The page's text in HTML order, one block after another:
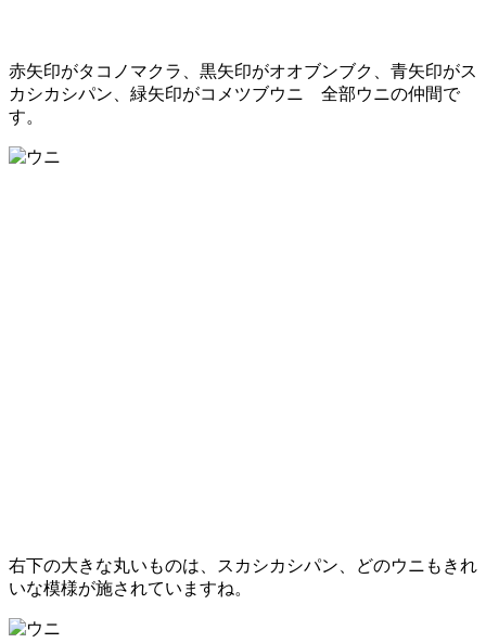
赤矢印がタコノマクラ、黒矢印がオオブンブク、青矢印がス
カシカシパン、緑矢印がコメツブウニ 全部ウニの仲間で
す。
右下の大きな丸いものは、スカシカシパン、どのウニもきれ
いな模様が施されていますね。